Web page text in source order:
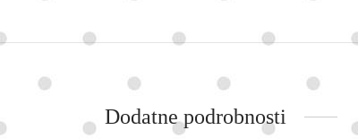
Dodatne podrobnosti